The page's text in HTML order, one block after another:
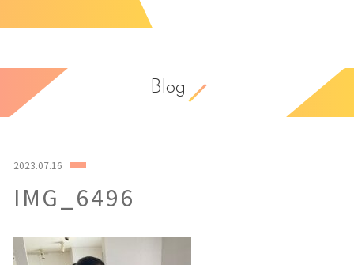
Blog
2023.07.16
IMG_6496